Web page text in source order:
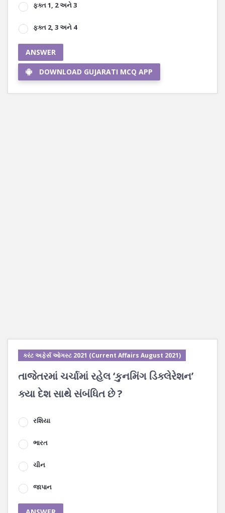
ફક્ત 1, 2 અને 3
ફક્ત 2, 3 અને 4
ANSWER
DOWNLOAD GUJARATI MCQ APP
કરંટ અફેર્સ ઓગસ્ટ 2021 (Current Affairs August 2021)
તાજેતરમાં ચર્ચામાં રહેલ ‘કુનમિંગ ડિક્લેરેશન’
ક્યા દેશ સાથે સંબંધિત છે ?
રશિયા
ભારત
ચીન
જાપાન